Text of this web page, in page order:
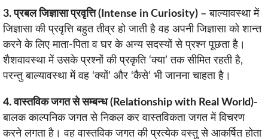
3. प्रबल जिज्ञासा प्रवृत्ति (Intense in Curiosity) – बाल्यावस्था में
जिज्ञासा की प्रवृत्ति बहुत तीव्र हो जाती है वह अपनी जिज्ञासा को शान्त
करने के लिए माता-पिता व घर के अन्य सदस्यों से प्रश्न पूछता है।
शैशवावस्था में उसके प्रश्नों की प्रकृति ‘क्या’ तक सीमित रहती है,
परन्तु बाल्यावस्था में वह ‘क्यों’ और ‘कैसे’ भी जानना चाहता है।
4. वास्तविक जगत से सम्बन्ध (Relationship with Real World)-
बालक काल्पनिक जगत से निकल कर वास्तविकता जगत में विचरण
करने लगता है। वह वास्तविक जगत की प्रत्येक वस्तु से आकर्षित होता